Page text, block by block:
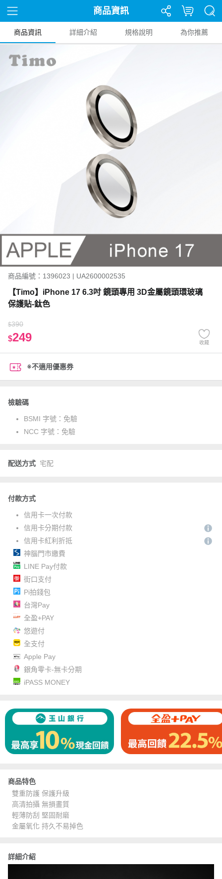
商品資訊
商品資訊 詳細介紹 規格說明 為你推薦
商品編號：1396023 | UA2600002535
【Timo】iPhone 17 6.3吋 鏡頭專用 3D金屬鏡頭環玻璃
保護貼-鈦色
$390
$249 收藏
※不適用優惠券
檢驗碼
BSMI 字號： 免驗
NCC 字號： 免驗
配送方式 宅配
付款方式
信用卡一次付款
信用卡分期付款
信用卡紅利折抵
神腦門市繳費
LINE Pay付款
街口支付
Pi拍錢包
台灣Pay
全盈+PAY
悠遊付
全支付
Apple Pay
銀角零卡-無卡分期
iPASS MONEY
商品特色
雙重防護 保護升級
高清拍攝 無損畫質
輕薄防刮 堅固耐磨
金屬氧化 持久不易掉色
詳細介紹